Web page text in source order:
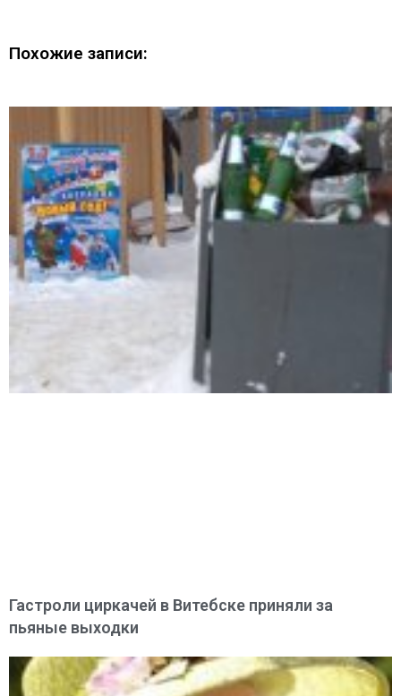
Похожие записи:
Гастроли циркачей в Витебске приняли за
пьяные выходки